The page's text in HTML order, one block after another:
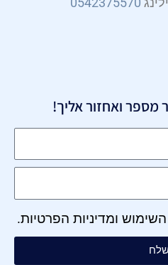
ואחזור אליך!
השימוש ומדיניות הפרטיות.